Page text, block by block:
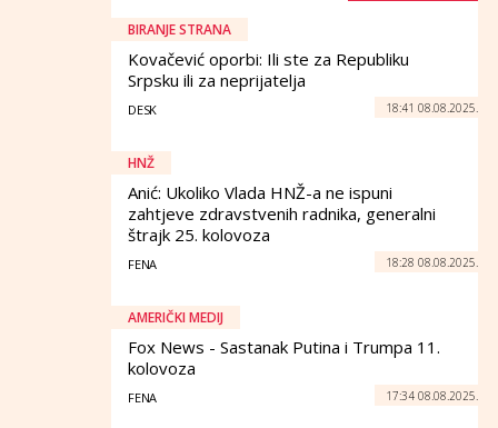
BIRANJE STRANA
Kovačević oporbi: Ili ste za Republiku
Srpsku ili za neprijatelja
DESK 18:41 08.08.2025.
HNŽ
Anić: Ukoliko Vlada HNŽ-a ne ispuni
zahtjeve zdravstvenih radnika, generalni
štrajk 25. kolovoza
FENA 18:28 08.08.2025.
AMERIČKI MEDIJ
Fox News - Sastanak Putina i Trumpa 11.
kolovoza
FENA 17:34 08.08.2025.